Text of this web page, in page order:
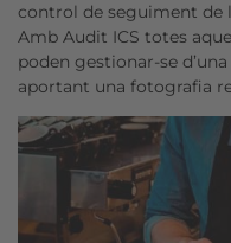
control de seguiment de
Amb Audit ICS totes
poden gestionar-se
aportant una fotografia